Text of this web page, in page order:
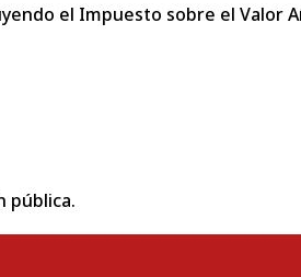
el Impuesto sobre el Valor
pública.